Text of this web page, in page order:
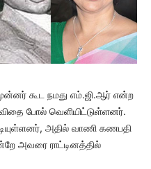
கூட நமது எம்.ஜி.ஆர் என்ற
போல் வெளியிட்டுள்ளனர்.
அதில் வாணி கணபதி
அவரை ராட்டினத்தில்